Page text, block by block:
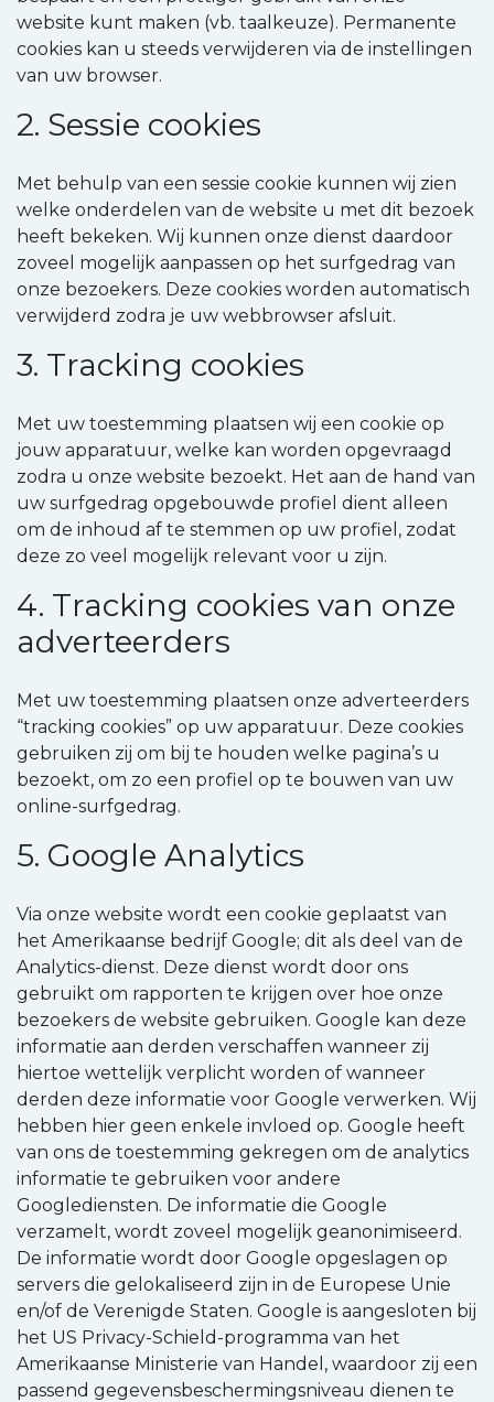
website kunt maken (vb. taalkeuze). Permanente
cookies kan u steeds verwijderen via de instellingen
van uw browser.
2. Sessie cookies
Met behulp van een sessie cookie kunnen wij zien
welke onderdelen van de website u met dit bezoek
heeft bekeken. Wij kunnen onze dienst daardoor
zoveel mogelijk aanpassen op het surfgedrag van
onze bezoekers. Deze cookies worden automatisch
verwijderd zodra je uw webbrowser afsluit.
3. Tracking cookies
Met uw toestemming plaatsen wij een cookie op
jouw apparatuur, welke kan worden opgevraagd
zodra u onze website bezoekt. Het aan de hand van
uw surfgedrag opgebouwde profiel dient alleen
om de inhoud af te stemmen op uw profiel, zodat
deze zo veel mogelijk relevant voor u zijn.
4. Tracking cookies van onze
adverteerders
Met uw toestemming plaatsen onze adverteerders
“tracking cookies” op uw apparatuur. Deze cookies
gebruiken zij om bij te houden welke pagina’s u
bezoekt, om zo een profiel op te bouwen van uw
online-surfgedrag.
5. Google Analytics
Via onze website wordt een cookie geplaatst van
het Amerikaanse bedrijf Google; dit als deel van de
Analytics-dienst. Deze dienst wordt door ons
gebruikt om rapporten te krijgen over hoe onze
bezoekers de website gebruiken. Google kan deze
informatie aan derden verschaffen wanneer zij
hiertoe wettelijk verplicht worden of wanneer
derden deze informatie voor Google verwerken. Wij
hebben hier geen enkele invloed op. Google heeft
van ons de toestemming gekregen om de analytics
informatie te gebruiken voor andere
Googlediensten. De informatie die Google
verzamelt, wordt zoveel mogelijk geanonimiseerd.
De informatie wordt door Google opgeslagen op
servers die gelokaliseerd zijn in de Europese Unie
en/of de Verenigde Staten. Google is aangesloten bij
het US Privacy-Schield-programma van het
Amerikaanse Ministerie van Handel, waardoor zij een
passend gegevensbeschermingsniveau dienen te